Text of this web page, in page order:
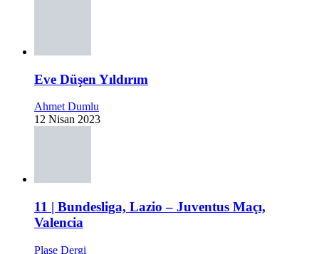
Eve Düşen Yıldırım
Ahmet Dumlu
12 Nisan 2023
11 | Bundesliga, Lazio – Juventus Maçı,
Valencia
Plase Dergi